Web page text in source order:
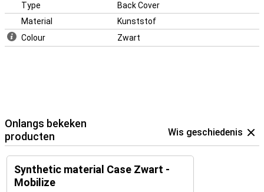
Type
Back Cover
Material
Kunststof
Colour
Zwart
Onlangs bekeken
producten
Wis geschiedenis
Synthetic material Case Zwart -
Mobilize